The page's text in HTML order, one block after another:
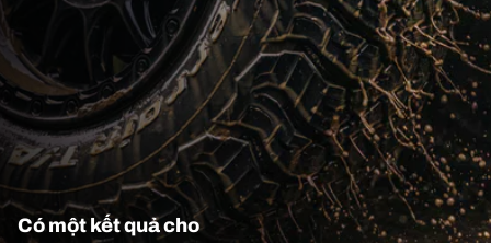
Có một kết quả cho